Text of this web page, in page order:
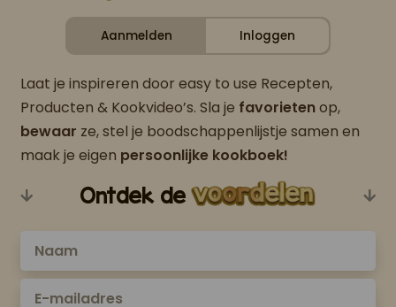
Aanmelden Inloggen
Laat je inspireren door easy to use Recepten,
Producten & Kookvideo’s. Sla je favorietenop,
bewaar ze, stel je boodschappenlijstje samen en
maak je eigen persoonlijke kookboek!
Ontdek de